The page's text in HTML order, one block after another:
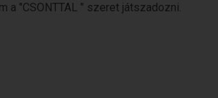
a "CSONTTAL " szeret játszadozni.